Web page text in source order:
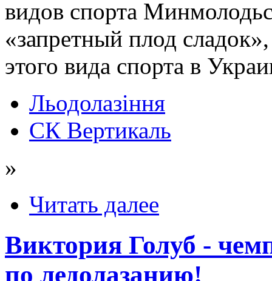
видов спорта
«запретный плод
этого вида спорта в
Льодолазіння
СК Вертикаль
»
Читать далее
Виктория Голуб -
по ледолазанию!